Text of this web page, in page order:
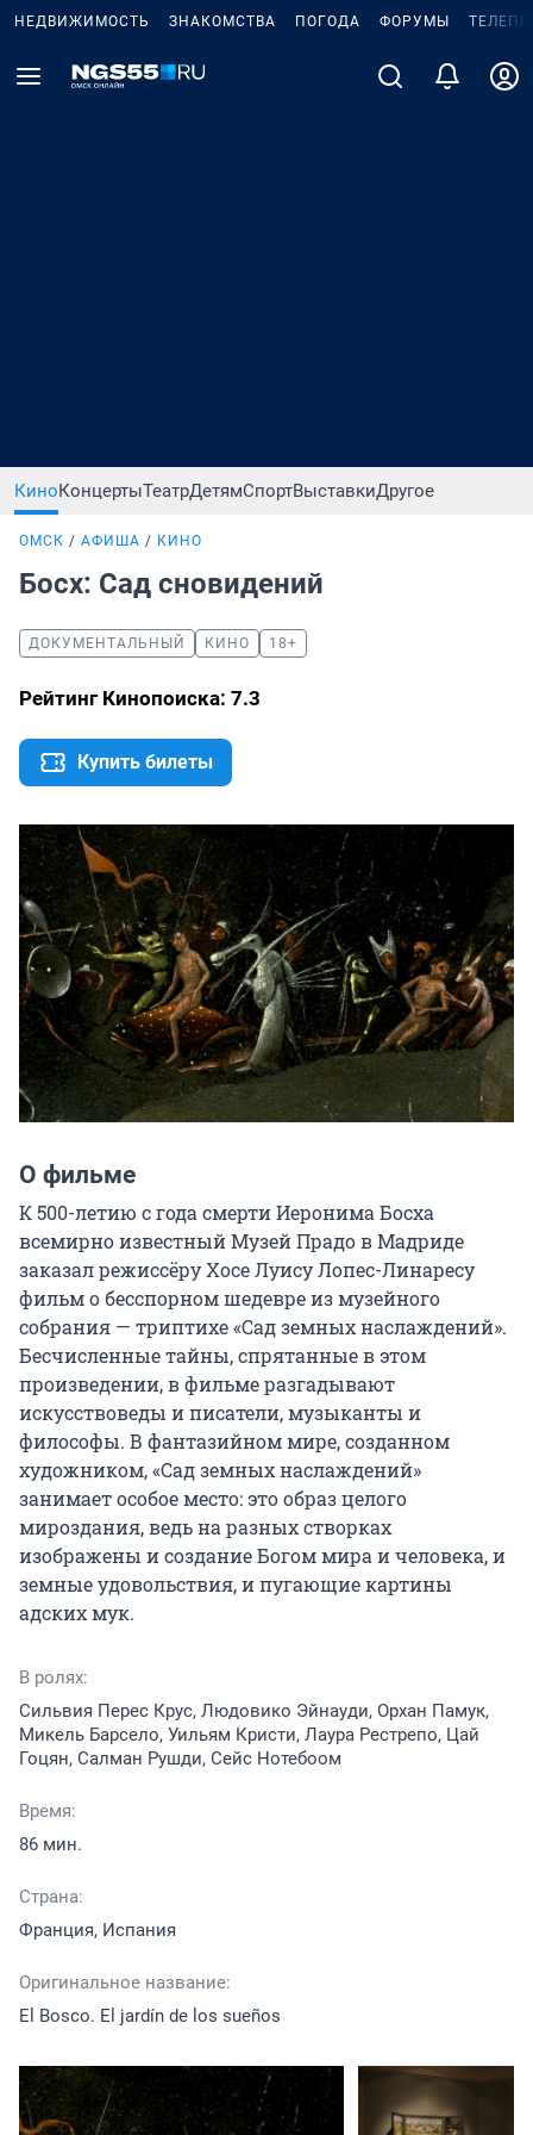
НЕДВИЖИМОСТЬ ЗНАКОМСТВА ПОГОДА ФОРУМЫ
КиноКонцертыТеатрДетямСпортВыставкиДругое
ОМСК АФИША КИНО
Босх: Сад сновидений
ДОКУМЕНТАЛЬНЫЙ КИНО 18+
Рейтинг Кинопоиска: 7.3
Купить билеты
О фильме
К 500-летию с года смерти Иеронима Босха
всемирно известный Музей Прадо в Мадриде
заказал режиссёру Хосе Луису Лопес-Линаресу
фильм о бесспорном шедевре из музейного
собрания — триптихе «Сад земных наслаждений».
Бесчисленные тайны, спрятанные в этом
произведении, в фильме разгадывают
искусствоведы и писатели, музыканты и
философы. В фантазийном мире, созданном
художником, «Сад земных наслаждений»
занимает особое место: это образ целого
мироздания, ведь на разных створках
изображены и создание Богом мира и человека, и
земные удовольствия, и пугающие картины
адских мук.
В ролях:
Сильвия Перес Крус, Людовико Эйнауди, Орхан Памук,
Микель Барсело, Уильям Кристи, Лаура Рестрепо, Цай
Гоцян, Салман Рушди, Сейс Нотебоом
Время:
86 мин.
Страна:
Франция, Испания
Оригинальное название:
El Bosco. El jardín de los sueños